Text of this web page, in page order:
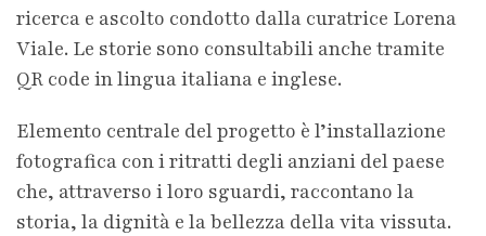
ricerca e ascolto condotto dalla curatrice Lorena
Viale. Le storie sono consultabili anche tramite
QR code in lingua italiana e inglese.
Elemento centrale del progetto è l’installazione
fotografica con i ritratti degli anziani del paese
che, attraverso i loro sguardi, raccontano la
storia, la dignità e la bellezza della vita vissuta.